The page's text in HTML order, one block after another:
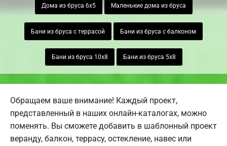
Дома из бруса 6х5 Маленькие дома из бруса
Бани из бруса с террасой Бани из бруса с балконом
Бани из бруса 10х8 Бани из бруса 5х8
Обращаем ваше внимание! Каждый проект,
представленный в наших онлайн-каталогах, можно
поменять. Вы сможете добавить в шаблонный проект
веранду, балкон, террасу, остекление, навес или